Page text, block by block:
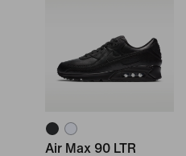
Air Max 90 LTR